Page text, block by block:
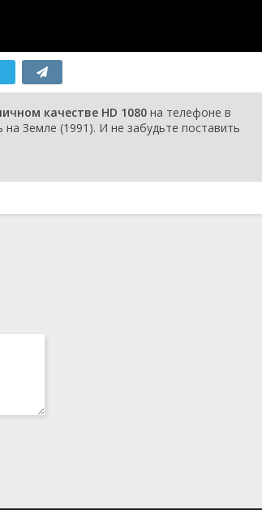
качестве HD 1080 на телефоне в
Земле (1991). И не забудьте поставить